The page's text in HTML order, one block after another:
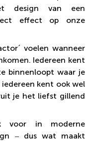
design van een
effect op onze
´voelen wanneer
Iedereen kent
binnenloopt waar je
kent ook wel
je het liefst gillend
voor in moderne
–dus wat maakt